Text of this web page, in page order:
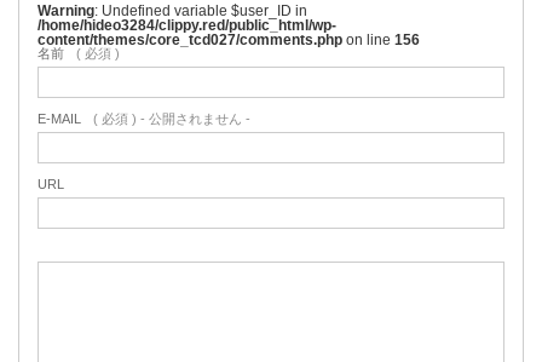
Warning : Undefined variable $user_ID in
/home/hideo3284/clippy.red/public_html/wp-
content/themes/core_tcd027/comments.php on line 156
名前 ( 必須 )
E-MAIL ( 必須 ) - 公開されません -
URL